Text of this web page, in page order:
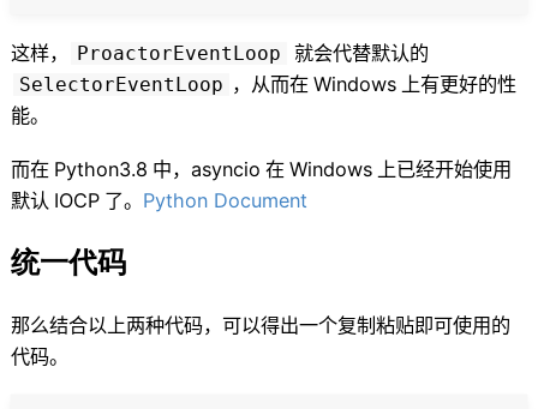
这样， ProactorEventLoop 就会代替默认的
SelectorEventLoop ， 从而在 Windows 上有更好的性
能。
而在 Python3.8 中，asyncio 在 Windows 上已经开始使用
默认 IOCP 了。 Python Document
统一代码
那么结合以上两种代码， 可以得出一个复制粘贴即可使用的
代码。